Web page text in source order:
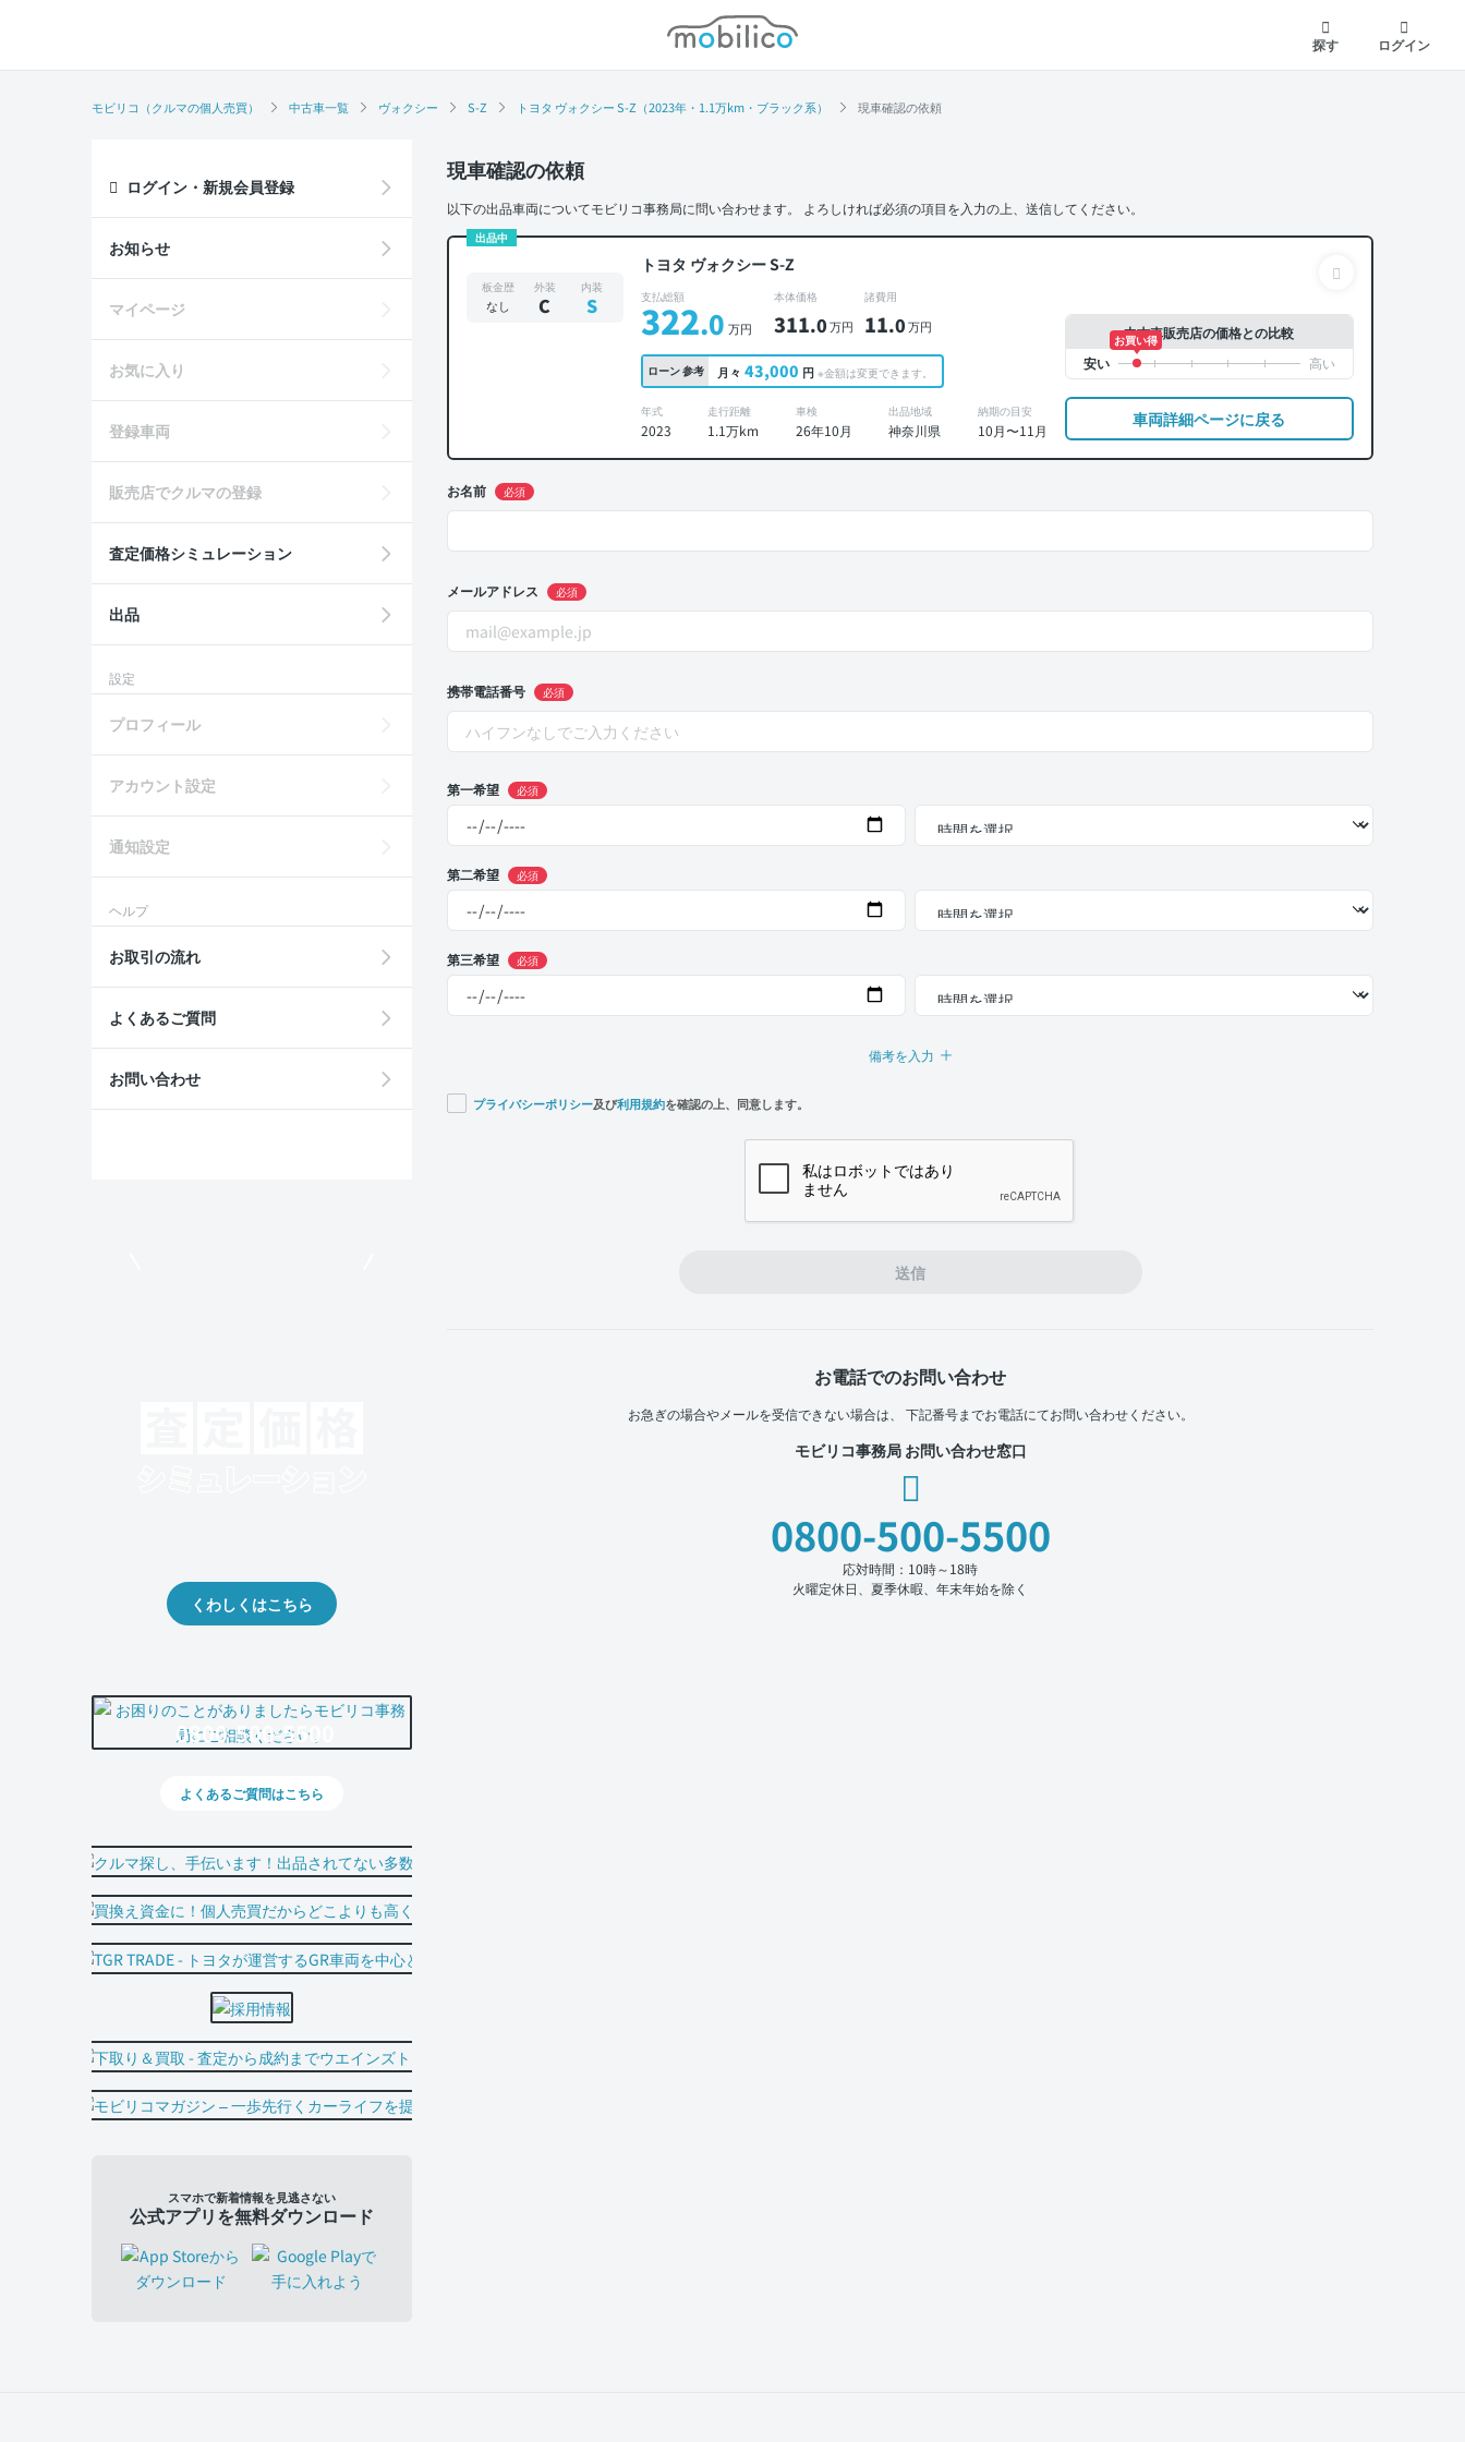
モビリコ
探す
ログイン
モビリコ（クルマの個人売買） 中古車一覧 ヴォクシー S-Z トヨタ ヴォクシー S-Z（2023年・1.1万km・ブラック系） 現車確認の依頼
現車確認の依頼
以下の出品車両についてモビリコ事務局に問い合わせます。 よろしければ必須の項目を入力の上、送信してください。
出品中
トヨタ ヴォクシー S-Z
板金歴
なし
外装
C
内装
S 支払総額
322.0 万円
本体価格
311.0万円
諸費用
11.0万円
ローン参考 月々 43,000 円 ※金額は変更できます。
年式
2023
走行距離
1.1万km
車検
26年10月
出品地域
神奈川県
納期の目安
10月〜11月
中古車販売店の価格との比較
お買い得
車両詳細ページに戻る
お名前 必須
メールアドレス 必須
携帯電話番号 必須
第一希望 必須
第二希望 必須
第三希望 必須
備考を入力
プライバシーポリシー及び利用規約を確認の上、同意します。
送信
お電話でのお問い合わせ
お急ぎの場合やメールを受信できない場合は、 下記番号までお電話にてお問い合わせください。
モビリコ事務局 お問い合わせ窓口
0800-500-5500
応対時間：10時～18時
火曜定休日、夏季休暇、年末年始を除く
ログイン・新規会員登録
お知らせ
マイページ
お気に入り
登録車両
販売店でクルマの登録
査定価格シミュレーション
出品
設定
プロフィール
アカウント設定
通知設定
ヘルプ
お取引の流れ
よくあるご質問
お問い合わせ
くわしくはこちら
0800-500-5500
よくあるご質問はこちら
スマホで新着情報を見逃さない
公式アプリを無料ダウンロード